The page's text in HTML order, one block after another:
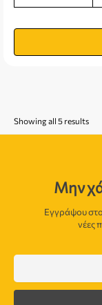
Showing all 5 results
Μην
Εγγράψου
νέες